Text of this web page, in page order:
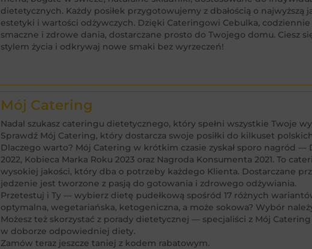
dietetycznych. Każdy posiłek przygotowujemy z dbałością o najwyższą
estetyki i wartości odżywczych. Dzięki Cateringowi Cebulka,
smaczne i zdrowe dania, dostarczane prosto do Twojego domu. Ciesz
stylem życia i odkrywaj nowe smaki bez wyrzeczeń!
Mój Catering
Nadal szukasz cateringu dietetycznego, który spełni wszystkie Twoje
Sprawdź Mój Catering, który dostarcza swoje posiłki do kilkuset
Dlaczego warto? Mój Catering w krótkim czasie zyskał sporo nagród —
2022, Kobieca Marka Roku 2023 oraz Nagroda Konsumenta 2021. To
wysokiej jakości, który dba o potrzeby każdego Klienta. Dostarczane
jedzenie jest tworzone z pasją do gotowania i zdrowego odżywiania.
Przetestuj i Ty — wybierz dietę pudełkową spośród 17 różnych
optymalna, wegetariańska, ketogeniczna, a może sokowa? Wybór
Możesz też skorzystać z porady dietetycznej — specjaliści z Mój
w doborze odpowiedniej diety.
Zamów teraz jeszcze taniej z kodem rabatowym.